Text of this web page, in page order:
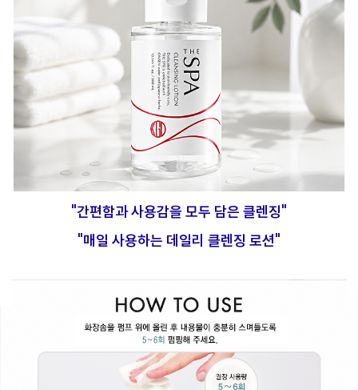
"간편함과 사용감을 모두 담은 클렌징"
"매일 사용하는 데일리 클렌징 로션"